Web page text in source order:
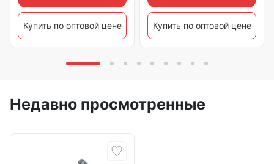
Купить по оптовой цене Купить по оптовой цене
Недавно просмотренные